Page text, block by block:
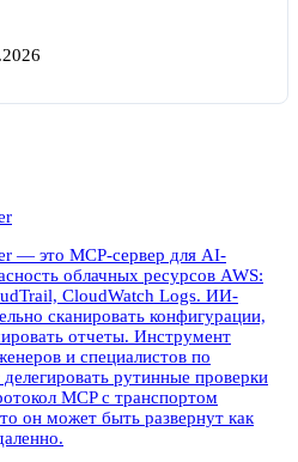
— это MCP-сервер для AI-
облачных ресурсов AWS:
CloudWatch Logs. ИИ-
сканировать конфигурации,
отчеты. Инструмент
и специалистов по
рутинные проверки
MCP с транспортом
он может быть развернут как